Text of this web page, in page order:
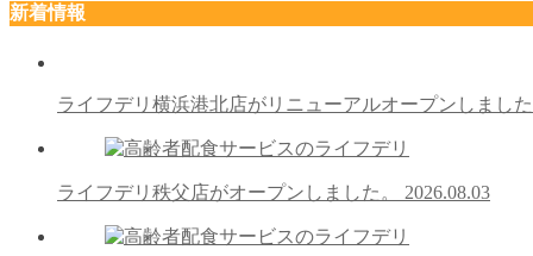
新着情報
ライフデリ横浜港北店がリニューアルオープンしまし
ライフデリ秩父店がオープンしました。 2026.08.03